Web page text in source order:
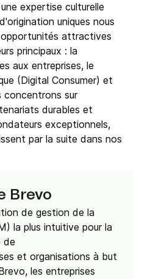
expertise culturelle
uniques nous
attractives
principaux : la
aux entreprises, le
(Digital Consumer) et
concentrons sur
durables et
exceptionnels,
par la suite dans nos
Brevo
de gestion de la
la plus intuitive pour la
de
et organisations à but
les entreprises